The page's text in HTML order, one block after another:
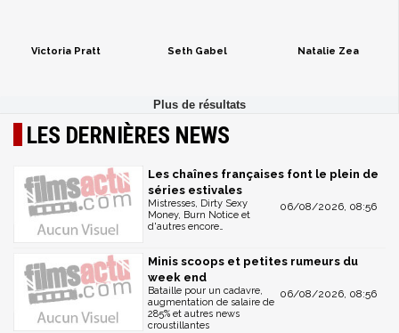
Victoria Pratt Seth Gabel Natalie Zea
LES DERNIÈRES NEWS
Les chaînes françaises font le plein de
séries estivales
06/08/2026, 08:56
Mistresses, Dirty Sexy
Money, Burn Notice et
d'autres encore…
Minis scoops et petites rumeurs du
week end
06/08/2026, 08:56
Bataille pour un cadavre,
augmentation de salaire de
285% et autres news
croustillantes